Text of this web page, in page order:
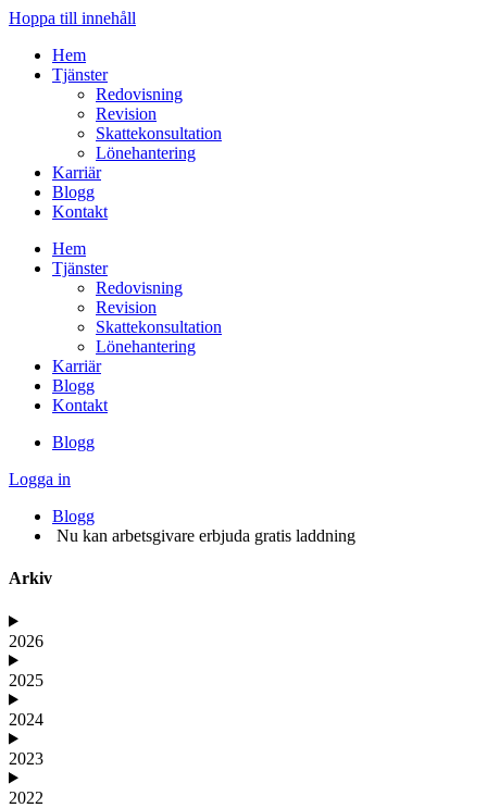
Hoppa till innehåll
Hem
Tjänster
Redovisning
Revision
Skattekonsultation
Lönehantering
Karriär
Blogg
Kontakt
Hem
Tjänster
Redovisning
Revision
Skattekonsultation
Lönehantering
Karriär
Blogg
Kontakt
Blogg
Logga in
Blogg
Nu kan arbetsgivare erbjuda gratis laddning
Arkiv
2026
2025
2024
2023
2022